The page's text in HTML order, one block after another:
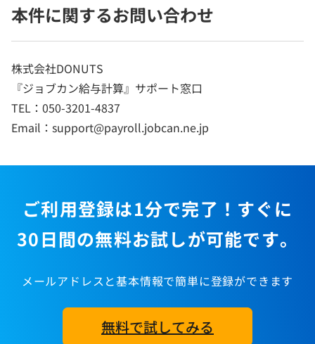
本件に関するお問い合わせ
株式会社DONUTS
『ジョブカン給与計算』サポート窓口
TEL：050-3201-4837
Email：support@payroll.jobcan.ne.jp
ご利用登録は1分で完了！すぐに
30日間の無料お試しが可能です。
メールアドレスと基本情報で簡単に登録ができます
無料で試してみる